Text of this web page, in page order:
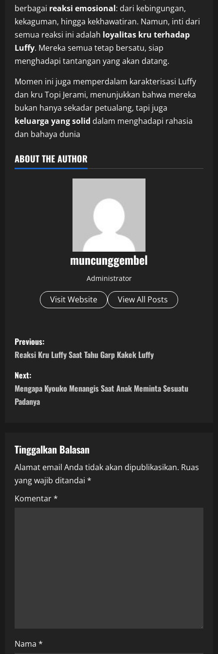
berbagai reaksi emosional: dari kebingungan,
kekaguman, hingga kekhawatiran. Namun, inti dari
semua reaksi ini adalah loyalitas kru terhadap
Luffy. Mereka semua tetap bersatu, siap
menghadapi tantangan yang akan datang.
Momen ini juga memperdalam karakterisasi Luffy
dan kru Topi Jerami, menunjukkan bahwa mereka
bukan hanya sekadar petualang, tapi juga
keluarga yang solid dalam menghadapi rahasia
dan bahaya dunia
ABOUT THE AUTHOR
muncunggembel
Administrator
Visit Website View All Posts
P
o
s
t
a
v
i
g
Previous:
Reaksi Kru Luffy Saat Tahu Garp Kakek Luffy
Next:
Mengapa Kyouko Menangis Saat Anak Meminta Sesuatu
Padanya
Tinggalkan Balasan
Alamat email Anda tidak akan dipublikasikan. Ruas
yang wajib ditandai *
Komentar*
Nama *